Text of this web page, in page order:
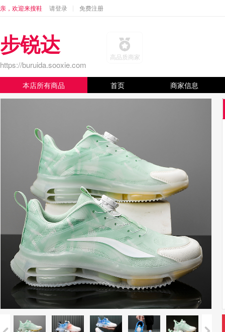
亲，欢迎来搜鞋 请登录 免费注册
步锐达
https://buruida.sooxie.com
高品质商家
本店所有商品 首页 商家信息